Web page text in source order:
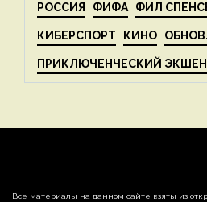
РОССИЯ ФИФА ФИЛ
КИБЕРСПОРТ КИНО
ПРИКЛЮЧЕНЧЕСКИЙ ЭКШЕН
Все материалы на данном сайте взяты из